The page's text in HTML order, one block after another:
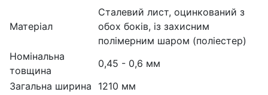
Матеріал
Сталевий лист, оцинкований з
обох боків, із захисним
полімерним шаром (поліестер)
Номінальна
товщина
0,45 - 0,6 мм
Загальна ширина
1210 мм